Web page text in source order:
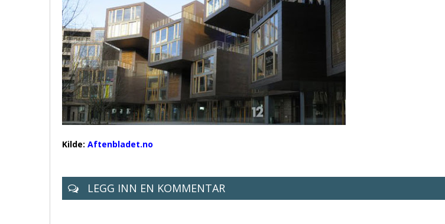
Kilde: Aftenbladet.no
LEGG INN EN KOMMENTAR